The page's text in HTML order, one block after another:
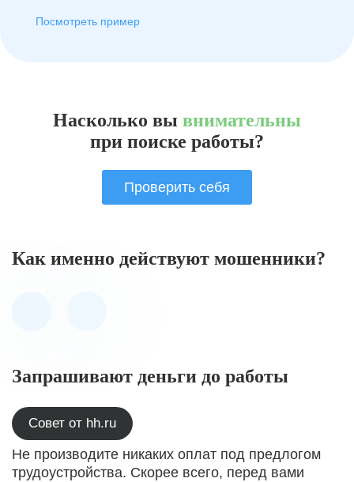
Посмотреть пример
Насколько вы внимательны
при поиске работы?
Проверить себя
Как именно действуют мошенники?
Запрашивают деньги до работы
Совет от hh.ru
Не производите никаких оплат под предлогом
трудоустройства. Скорее всего, перед вами